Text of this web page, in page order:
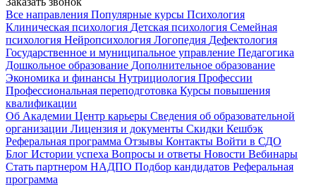
Все направления Популярные курсы Психология
Клиническая психология Детская психология Семейная
психология Нейропсихология Логопедия Дефектология
Государственное и муниципальное управление Педагогика
Дошкольное образование Дополнительное образование
Экономика и финансы Нутрициология Профессии
Профессиональная переподготовка Курсы повышения
квалификации
Об Академии Центр карьеры Сведения об образовательной
организации Лицензия и документы Скидки Кешбэк
Реферальная программа Отзывы Контакты Войти в СДО
Блог Истории успеха Вопросы и ответы Новости Вебинары
Стать партнером НАДПО Подбор кандидатов Реферальная
программа